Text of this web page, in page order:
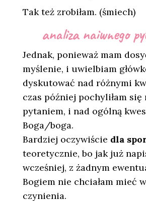
Tak też zrobiłam. (śmiech)
analiza naiwnego
Jednak, ponieważ mam
myślenie, i uwielbiam
dyskutować nad różnymi
czas później pochyliłam się
pytaniem, i nad ogólną
Boga/boga.
Bardziej oczywiście dla
teoretycznie, bo jak już
wcześniej, z żadnym
Bogiem nie chciałam mieć
czynienia.